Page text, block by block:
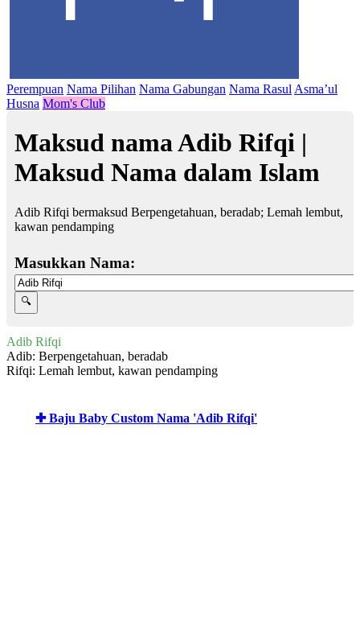
Perempuan Nama Pilihan Nama Gabungan Nama Rasul Asma’ul
Husna Mom's Club
Maksud nama Adib Rifqi |
Maksud Nama dalam Islam
Adib Rifqi bermaksud Berpengetahuan, beradab; Lemah lembut,
kawan pendamping
Masukkan Nama:
Adib Rifqi
Adib: Berpengetahuan, beradab
Rifqi: Lemah lembut, kawan pendamping
✚ Baju Baby Custom Nama 'Adib Rifqi'